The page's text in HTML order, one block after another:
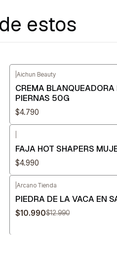
estos
Aichun Beauty
CREMA
PIERNAS 50G
$4.790
FAJA HOT SHAPERS
$4.990
Arcano Tienda
PIEDRA DE LA VACA EN
$10.990$12.990